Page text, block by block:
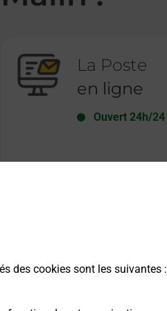
des cookies sont les suivantes :
La Poste
en ligne
Ouvert 24h/24